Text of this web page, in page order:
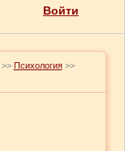
Войти
>> Психология >>